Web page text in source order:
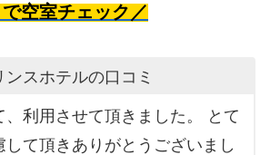
で空室チェック／
スホテルの口コミ
、利用させて頂きました。 とて
して頂きありがとうございまし